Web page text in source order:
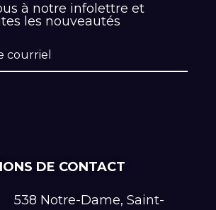
à notre infolettre et
les nouveautés
DE CONTACT
538 Notre-Dame, Saint-